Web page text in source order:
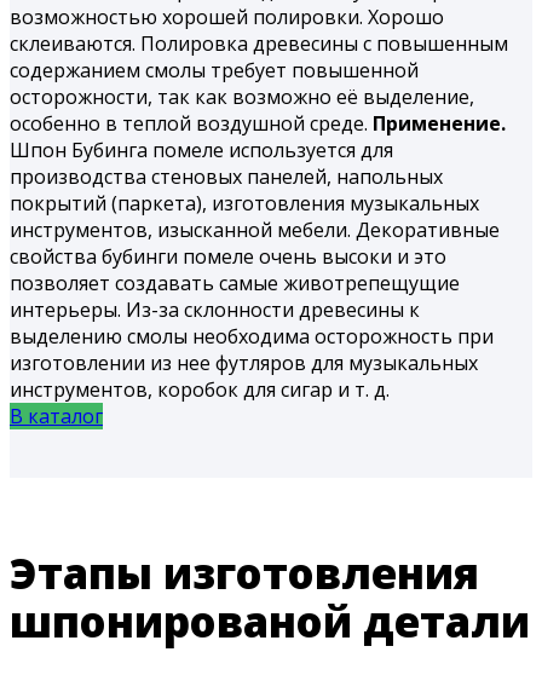
возможностью хорошей полировки. Хорошо
склеиваются. Полировка древесины с повышенным
содержанием смолы требует повышенной
осторожности, так как возможно её выделение,
особенно в теплой воздушной среде. Применение.
Шпон Бубинга помеле используется для
производства стеновых панелей, напольных
покрытий (паркета), изготовления музыкальных
инструментов, изысканной мебели. Декоративные
свойства бубинги помеле очень высоки и это
позволяет создавать самые животрепещущие
интерьеры. Из-за склонности древесины к
выделению смолы необходима осторожность при
изготовлении из нее футляров для музыкальных
инструментов, коробок для сигар и т. д.
В каталог
Этапы изготовления
шпонированой детали